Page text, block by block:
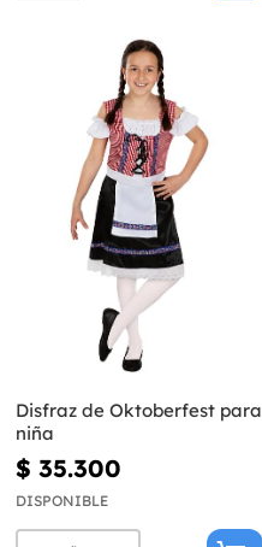
Disfraz de Oktoberfest para
niña
$ 35.300
DISPONIBLE